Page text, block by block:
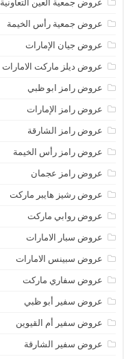
عروض جمعية العين التعاونية
عروض جمعية رأس الخيمة
عروض جيان الإمارات
عروض ديلز ماركت الامارات
عروض رامز ابو ظبي
عروض رامز الإمارات
عروض رامز الشارقة
عروض رامز رأس الخيمة
عروض رامز عجمان
عروض رشيز هايبر ماركت
عروض روابي ماركت
عروض سبار الامارات
عروض سبينس الامارات
عروض سفاري ماركت
عروض سفير أبو ظبي
عروض سفير أم القيوين
عروض سفير الشارقة